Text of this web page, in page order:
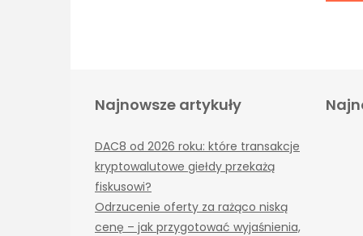
Najnowsze artykuły
DAC8 od 2026 roku: które transakcje
kryptowalutowe giełdy przekażą
fiskusowi?
Odrzucenie oferty za rażąco niską
cenę – jak przygotować wyjaśnienia,